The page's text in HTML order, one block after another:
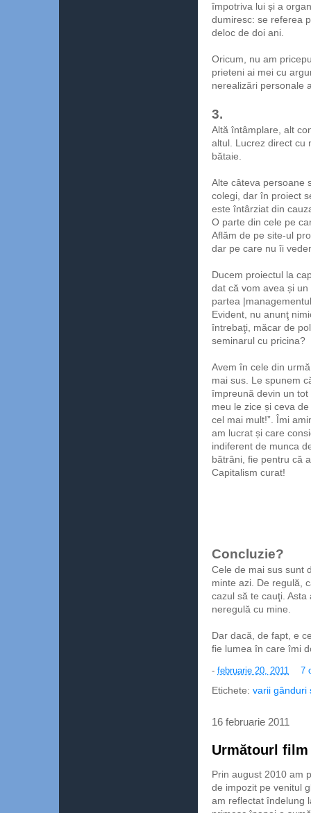
împotriva lui și a
dumiresc: se referea
deloc de doi ani.
Oricum, nu am
prieteni ai mei cu
nerealizări personale
3.
Altă întâmplare, alt
altul. Lucrez direct cu
bătaie.
Alte câteva persoane
colegi, dar în proiect
este întârziat din
O parte din cele pe
Aflăm de pe site-ul
dar pe care nu îi
Ducem proiectul la
dat că vom avea și
partea
Evident, nu anunţ
întrebaţi, măcar de
seminarul cu pricina?
Avem în cele din
mai sus. Le spunem
împreună devin un
meu le zice și ceva
cel mai mult!”. Îmi
am lucrat și care
indiferent de munca
bătrâni, fie pentru că
Capitalism curat!
Concluzie?
Cele de mai sus sunt
minte azi. De regulă,
cazul să te cauţi.
neregulă cu mine.
Dar dacă, de fapt, e
fie lumea în care îmi
- februarie 20, 2011 7
Etichete: varii gânduri
16 februarie 2011
Următourl
Prin august 2010 am
de impozit pe venitul
am reflectat îndelung